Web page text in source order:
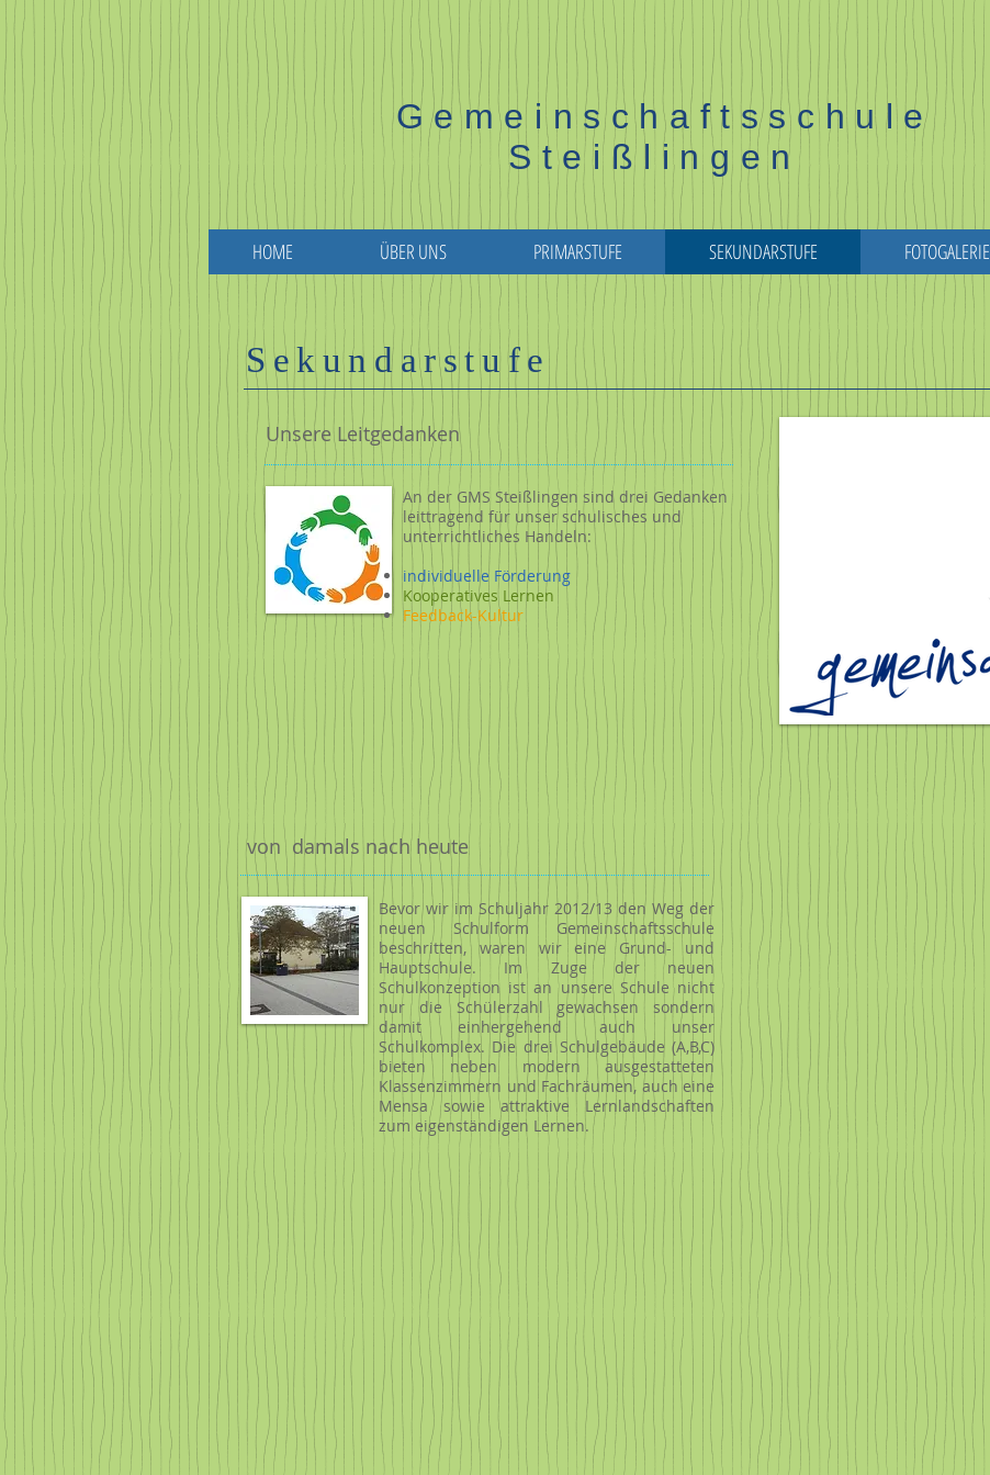
Gemeinschaftsschule
Steißlingen
HOME ÜBER UNS PRIMARSTUFE SEKUNDARSTUFE FOTOGALERIE
Sekundarstufe
Unsere Leitgedanken
An der GMS Steißlingen sind drei Gedanken
leittragend für unser schulisches und
unterrichtliches Handeln:
individuelle Förderung
Kooperatives Lernen
Feedback-Kultur​
von damals nach heute
Bevor wir im Schuljahr 2012/13 den Weg der
neuen Schulform Gemeinschaftsschule
beschritten, waren wir eine Grund- und
Hauptschule. Im Zuge der neuen
Schulkonzeption ist an unsere Schule nicht
nur die Schülerzahl gewachsen sondern
damit einhergehend auch unser
Schulkomplex. Die drei Schulgebäude (A,B,C)
bieten neben modern ausgestatteten
Klassenzimmern und Fachräumen, auch eine
Mensa sowie attraktive Lernlandschaften
zum eigenständigen Lernen.